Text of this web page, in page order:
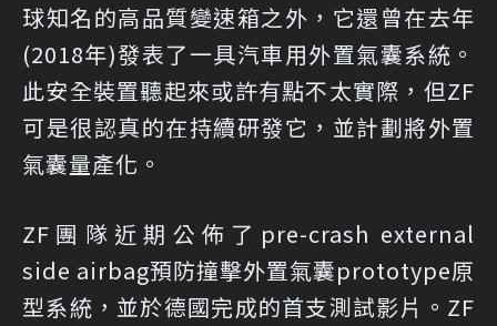
球知名的高品質變速箱之外，它還曾在去年
(2018年)發表了一具汽車用外置氣囊系統。
此安全裝置聽起來或許有點不太實際，但ZF
可是很認真的在持續研發它，並計劃將外置
氣囊量產化。
ZF團隊近期公佈了pre-crash external
side airbag預防撞擊外置氣囊prototype原
型系統，並於德國完成的首支測試影片。ZF